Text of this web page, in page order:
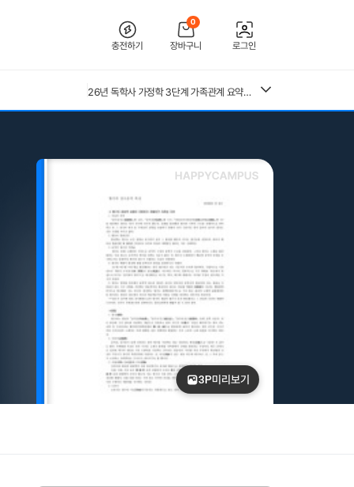
충전하기
0
장바구니 로그인
26년 독학사 가정학 3단계 가족관계 요약본(24,25년 시험 복기내용 추가)
3P미리보기